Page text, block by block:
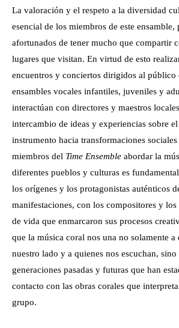
La valoración y el respeto a la diversidad
esencial de los miembros de este ensamble,
afortunados de tener mucho que compartir
lugares que visitan. En virtud de esto
encuentros y conciertos dirigidos al público
ensambles vocales infantiles, juveniles y
interactúan con directores y maestros
intercambio de ideas y experiencias sobre
instrumento hacia transformaciones
miembros del Time Ensemble abordar la
diferentes pueblos y culturas es
los orígenes y los protagonistas auténticos
manifestaciones, con los compositores y
de vida que enmarcaron sus procesos
que la música coral nos una no solamente a
nuestro lado y a quienes nos escuchan, sino
generaciones pasadas y futuras que han
contacto con las obras corales que
grupo.